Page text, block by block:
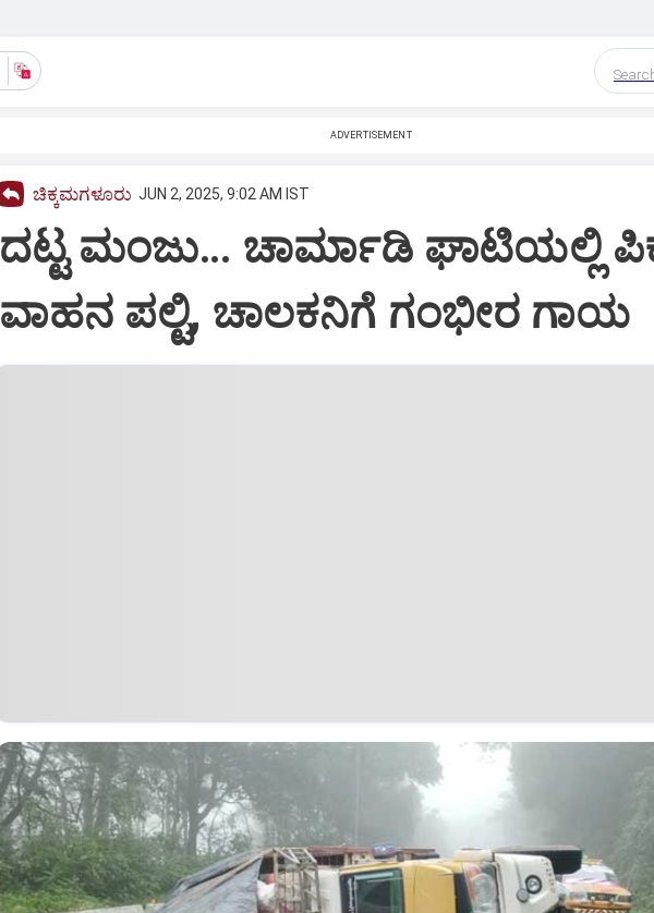
ADVERTISEMENT
ಚಿಕ್ಕಮಗಳೂರು JUN 2, 2025, 9:02 AM IST
ದಟ್ಟ ಮಂಜು… ಚಾರ್ಮಾಡಿ ಘಾಟಿಯಲ್ಲಿ
ವಾಹನ ಪಲ್ಟಿ, ಚಾಲಕನಿಗೆ ಗಂಭೀರ ಗಾಯ